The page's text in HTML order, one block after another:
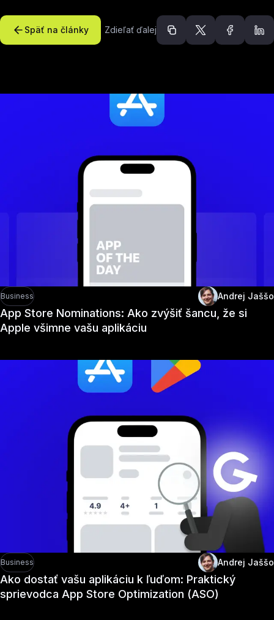
Späť na články Zdieľať ďalej
Odporúčané články
Business Andrej Jaššo
App Store Nominations: Ako zvýšiť šancu, že si
Apple všimne vašu aplikáciu
Business Andrej Jaššo
Ako dostať vašu aplikáciu k ľuďom: Praktický
sprievodca App Store Optimization (ASO)